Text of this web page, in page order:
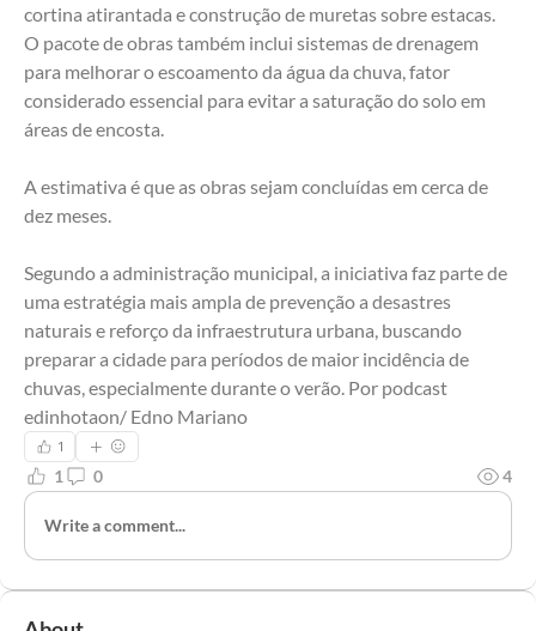
cortina atirantada e construção de muretas sobre estacas.
O pacote de obras também inclui sistemas de drenagem
para melhorar o escoamento da água da chuva, fator
considerado essencial para evitar a saturação do solo em
áreas de encosta.
A estimativa é que as obras sejam concluídas em cerca de
dez meses.
Segundo a administração municipal, a iniciativa faz parte de
uma estratégia mais ampla de prevenção a desastres
naturais e reforço da infraestrutura urbana, buscando
preparar a cidade para períodos de maior incidência de
chuvas, especialmente durante o verão. Por podcast
edinhotaon/ Edno Mariano
1
1 0 4
Write a comment...